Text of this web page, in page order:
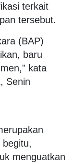
terkait
tersebut.
(BAP)
baru
kata
Senin
menguatkan